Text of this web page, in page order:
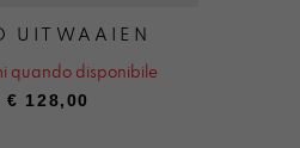
UITWAAIEN
quando disponibile
€ 128,00